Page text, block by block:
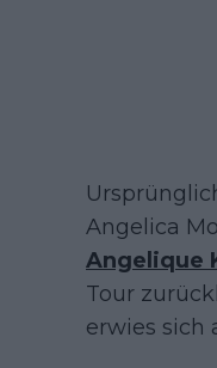
Angelica
Angelique
Tour
erwies sich